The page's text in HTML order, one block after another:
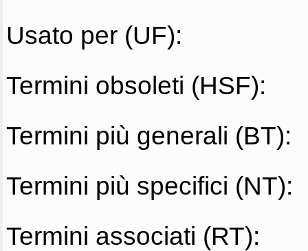
Usato per (UF):
Termini obsoleti (HSF):
Termini più generali (BT):
Termini più specifici (NT):
Termini associati (RT):